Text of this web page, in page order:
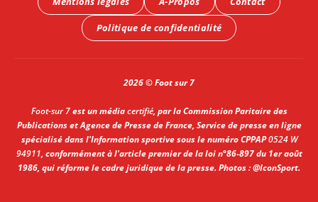
Politique de confidentialité
2026 © Foot sur 7
Foot-sur 7est un médiacertifié, par la Commission Paritaire des
Publications et Agence de Presse de France, Service de presse en ligne
spécialisé dans l'Information sportive sous le numéro CPPAP0524 W
94911, conformément à l'article premier de la loi n°86-897 du 1er août
1986, qui réforme le cadre juridique de la presse. Photos : @IconSport.